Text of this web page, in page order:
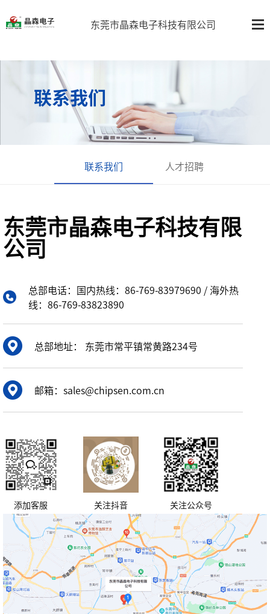
东莞市晶森电子科技有限公司
联系我们
联系我们 人才招聘
东莞市晶森电子科技有限
公司
总部电话：国内热线：86-769-83979690 / 海外热
线：86-769-83823890
总部地址： 东莞市常平镇常黄路234号
邮箱：sales@chipsen.com.cn
添加客服 关注抖音 关注公众号